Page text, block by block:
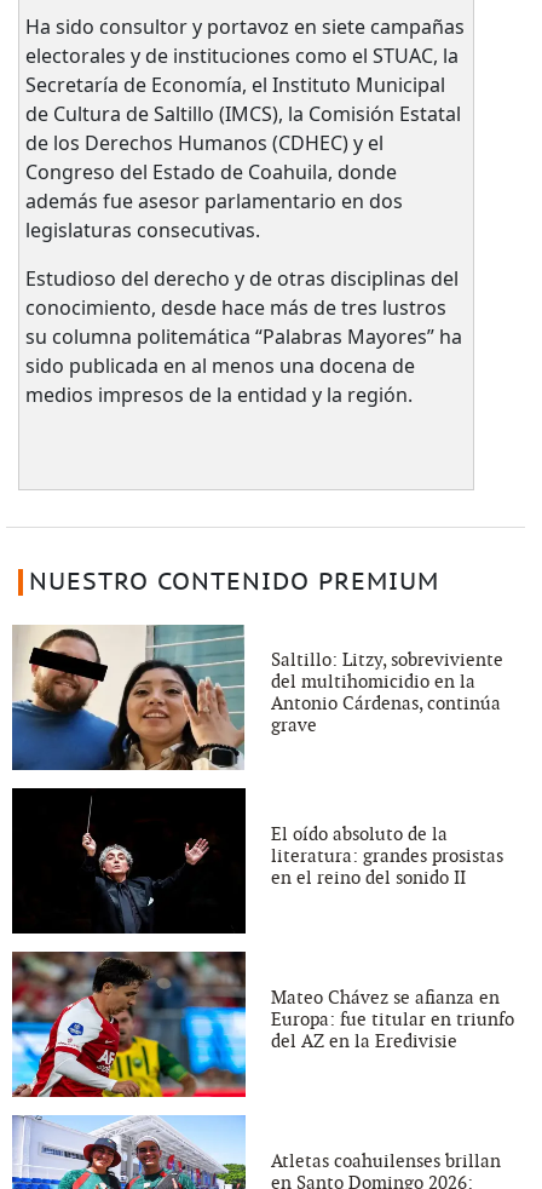
Ha sido consultor y portavoz en siete campañas
electorales y de instituciones como el STUAC, la
Secretaría de Economía, el Instituto Municipal
de Cultura de Saltillo (IMCS), la Comisión Estatal
de los Derechos Humanos (CDHEC) y el
Congreso del Estado de Coahuila, donde
además fue asesor parlamentario en dos
legislaturas consecutivas.
Estudioso del derecho y de otras disciplinas del
conocimiento, desde hace más de tres lustros
su columna politemática “Palabras Mayores” ha
sido publicada en al menos una docena de
medios impresos de la entidad y la región.
NUESTRO CONTENIDO PREMIUM
Saltillo: Litzy, sobreviviente
del multihomicidio en la
Antonio Cárdenas, continúa
grave
El oído absoluto de la
literatura: grandes prosistas
en el reino del sonido II
Mateo Chávez se afianza en
Europa: fue titular en triunfo
del AZ en la Eredivisie
Atletas coahuilenses brillan
en Santo Domingo 2026: